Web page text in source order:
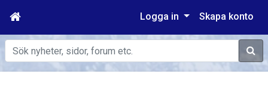
Logga in Skapa konto
Sök